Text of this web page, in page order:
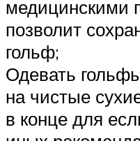
медицинскими
позволит
гольф;
Одевать
на чистые
в конце для